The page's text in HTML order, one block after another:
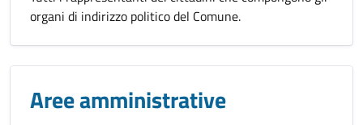
organi di indirizzo politico del Comune.
Aree amministrative